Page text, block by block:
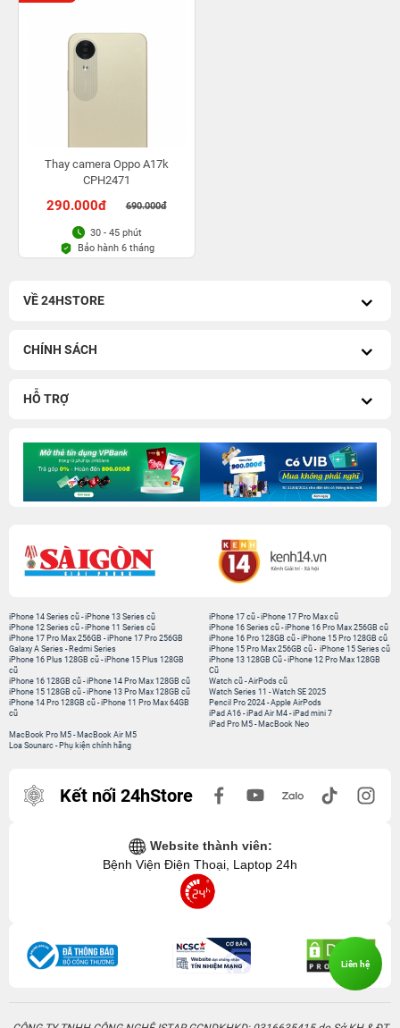
Thay camera Oppo A17k
CPH2471
290.000đ 690.000đ
30 - 45 phút
Bảo hành 6 tháng
VỀ 24HSTORE
CHÍNH SÁCH
HỖ TRỢ
iPhone 14 Series cũ -iPhone 13 Series cũ
iPhone 12 Series cũ -iPhone 11 Series cũ
iPhone 17 Pro Max 256GB -iPhone 17 Pro 256GB
Galaxy A Series - Redmi Series
iPhone 17 cũ -iPhone 17 Pro Max cũ
iPhone 16 Series cũ - iPhone 16 Pro Max 256GB cũ
iPhone 16 Pro 128GB cũ -iPhone 15 Pro 128GB cũ
iPhone 15 Pro Max 256GB cũ - iPhone 15 Series cũ
iPhone 16 Plus 128GB cũ -iPhone 15 Plus 128GB
cũ
iPhone 16 128GB cũ -iPhone 14 Pro Max 128GB cũ
iPhone 15 128GB cũ -iPhone 13 Pro Max 128GB cũ
iPhone 14 Pro 128GB cũ -iPhone 11 Pro Max 64GB
cũ
iPhone 13 128GB Cũ -iPhone 12 Pro Max 128GB
Cũ
Watch cũ -AirPods cũ
Watch Series 11 -Watch SE 2025
Pencil Pro 2024 -Apple AirPods
iPad A16 -iPad Air M4 -iPad mini 7
iPad Pro M5 - MacBook Neo
MacBook Pro M5 - MacBook Air M5
Loa Sounarc - Phụ kiện chính hãng
Kết nối 24hStore
Website thành viên:
Bệnh Viện Điện Thoại, Laptop 24h
Liên hệ